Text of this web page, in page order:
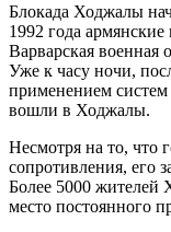
Блокада Ходжалы
1992 года
Варварская военная
Уже к часу ночи,
применением систем
вошли в Ходжалы.
Несмотря на то, что
сопротивления, его
Более 5000
место постоянного